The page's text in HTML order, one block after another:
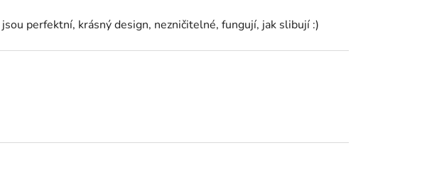
perfektní, krásný design, nezničitelné, fungují, jak slibují :)